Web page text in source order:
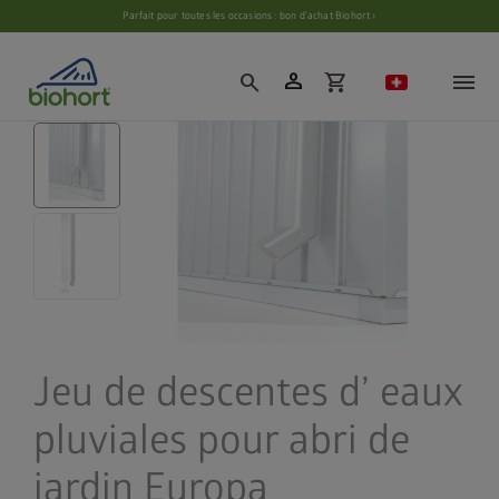
Paramètres des cookiesParfait pour toutes les occasions : bon d’achat Biohort ›
search person shopping_cart
Jeu de descentes d’ eaux
pluviales pour abri de
jardin Europa